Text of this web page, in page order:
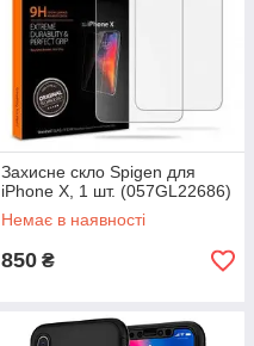
Захисне скло Spigen для
iPhone X, 1 шт. (057GL22686)
Немає в наявності
850 ₴